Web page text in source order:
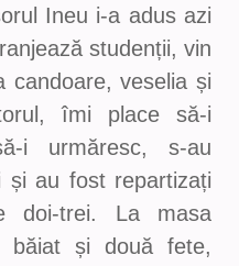
Ineu i-a adus azi
studenții, vin
candoare, veselia și
îmi place să-i
i urmăresc, s-au
au fost repartizați
doi-trei. La masa
băiat și două fete,